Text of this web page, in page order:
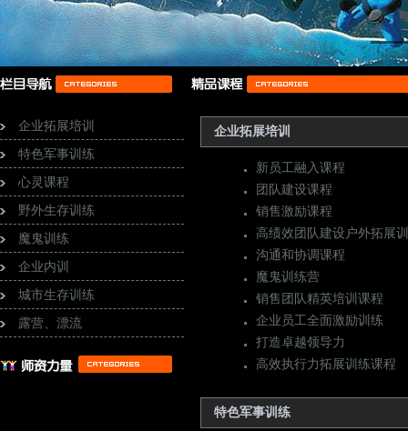
企业拓展培训
特色军事训练
心灵课程
野外生存训练
魔鬼训练
企业内训
城市生存训练
露营、漂流
企业拓展培训
新员工融入课程
团队建设课程
销售激励课程
高绩效团队建设户外拓展
沟通和协调课程
魔鬼训练营
销售团队精英培训课程
企业员工全面激励训练
打造卓越领导力
高效执行力拓展训练课程
特色军事训练